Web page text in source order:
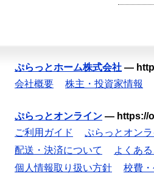
ぷらっとホーム株式会社 —
会社概要
株主・投資家情報
ぷらっとオンライン — https://
ご利用ガイド
ぷらっとオン
配送・決済について
よくあ
個人情報取り扱い方針
校費